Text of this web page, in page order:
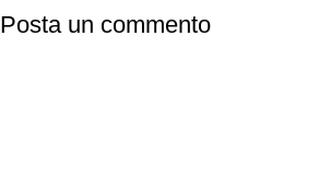
Posta un commento